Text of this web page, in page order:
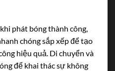
khi phát bóng thành công,
chóng sắp xếp để tạo
hiệu quả. Di chuyển và
để khai thác sự không